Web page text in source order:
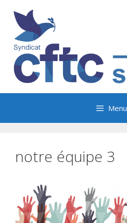
contenu
Menu
notre équipe 3